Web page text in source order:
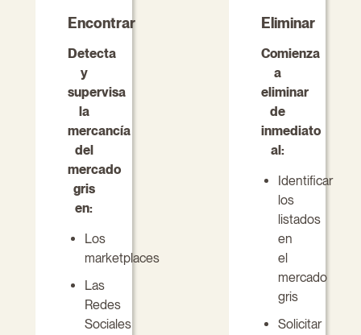
Encontrar
Detecta
y
supervisa
la
mercancía
del
mercado
gris
en:
Los
marketplaces
Las
Redes
Sociales
Eliminar
Comienza
a
eliminar
de
inmediato
al:
Identificar
los
listados
en
el
mercado
gris
Solicitar